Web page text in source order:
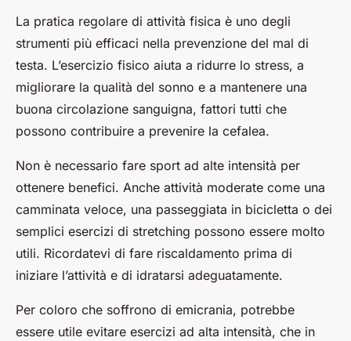
La pratica regolare di attività fisica è uno degli
strumenti più efficaci nella prevenzione del mal di
testa. L’esercizio fisico aiuta a ridurre lo stress, a
migliorare la qualità del sonno e a mantenere una
buona circolazione sanguigna, fattori tutti che
possono contribuire a prevenire la cefalea.
Non è necessario fare sport ad alte intensità per
ottenere benefici. Anche attività moderate come una
camminata veloce, una passeggiata in bicicletta o dei
semplici esercizi di stretching possono essere molto
utili. Ricordatevi di fare riscaldamento prima di
iniziare l’attività e di idratarsi adeguatamente.
Per coloro che soffrono di emicrania, potrebbe
essere utile evitare esercizi ad alta intensità, che in